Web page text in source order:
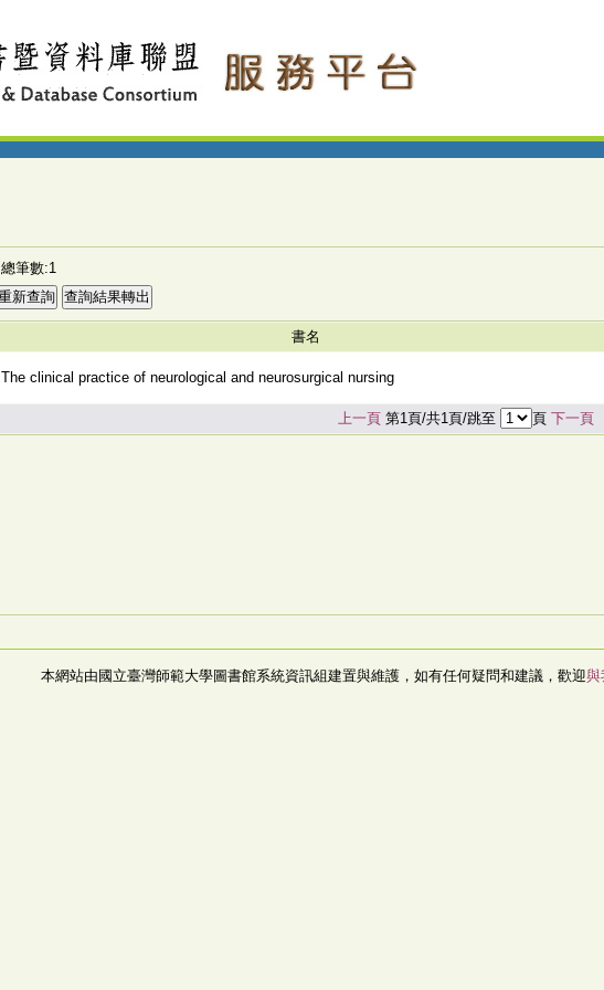
總筆數:1
書名
The clinical practice of neurological and neurosurgical nursing
上一頁 第1頁/共1頁/跳至 頁 下一頁
本網站由國立臺灣師範大學圖書館系統資訊組建置與維護，如有任何疑問和建議，歡迎與